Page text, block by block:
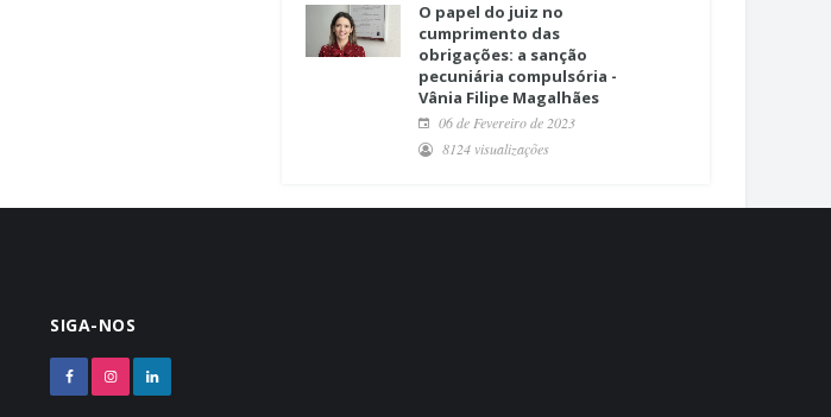
O papel do juiz no
cumprimento das
obrigações: a sanção
pecuniária compulsória -
Vânia Filipe Magalhães
06 de Fevereiro de 2023
8124 visualizações
SIGA-NOS